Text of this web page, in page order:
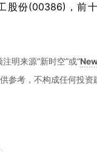
股份(00386) ，前
明来源“新时空”或“
考，不构成任何投资